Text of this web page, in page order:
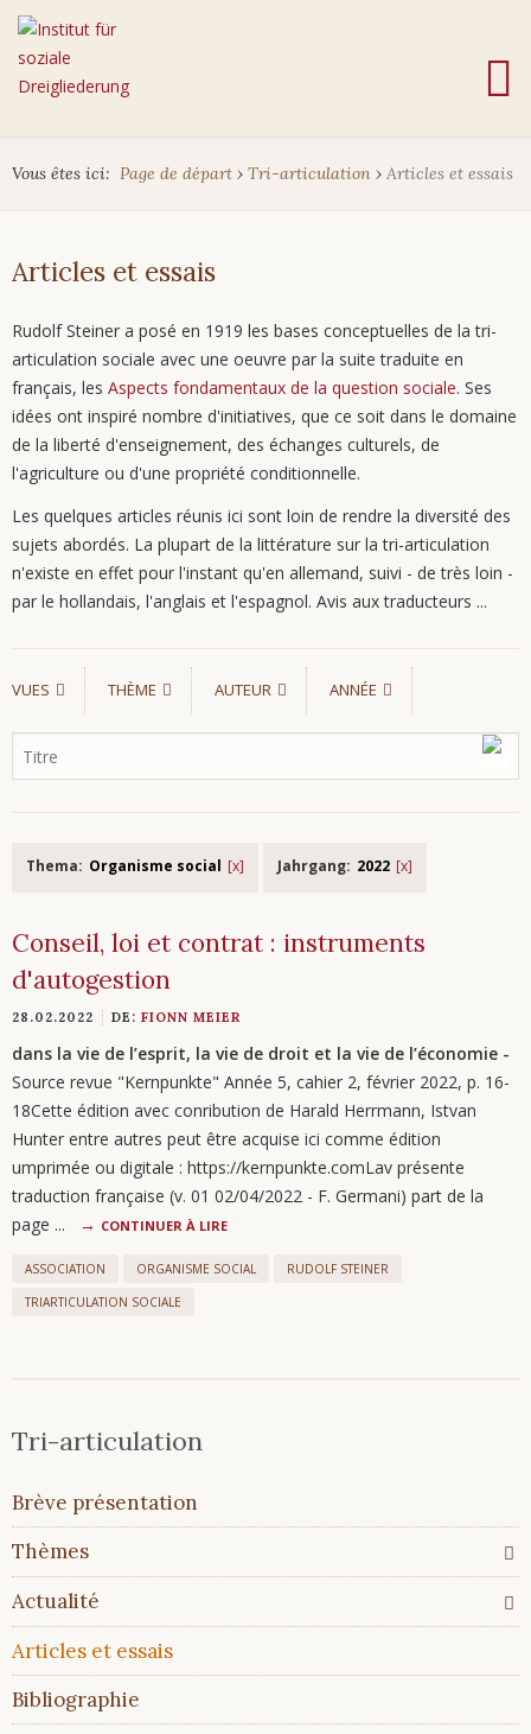
Vous êtes ici: Page de départ › Tri-articulation › Articles et essais
Articles et essais
Rudolf Steiner a posé en 1919 les bases conceptuelles de la tri-
articulation sociale avec une oeuvre par la suite traduite en
français, les Aspects fondamentaux de la question sociale. Ses
idées ont inspiré nombre d'initiatives, que ce soit dans le domaine
de la liberté d'enseignement, des échanges culturels, de
l'agriculture ou d'une propriété conditionnelle.
Les quelques articles réunis ici sont loin de rendre la diversité des
sujets abordés. La plupart de la littérature sur la tri-articulation
n'existe en effet pour l'instant qu'en allemand, suivi - de très loin -
par le hollandais, l'anglais et l'espagnol. Avis aux traducteurs ...
VUES THÈME AUTEUR ANNÉE
Thema: Organisme social Jahrgang: 2022
Conseil, loi et contrat : instruments
d'autogestion
28.02.2022 DE: FIONN MEIER
dans la vie de l’esprit, la vie de droit et la vie de l’économie -
Source revue "Kernpunkte" Année 5, cahier 2, février 2022, p. 16-
18Cette édition avec conribution de Harald Herrmann, Istvan
Hunter entre autres peut être acquise ici comme édition
umprimée ou digitale : https://kernpunkte.comLav présente
traduction française (v. 01 02/04/2022 - F. Germani) part de la
page ...
CONTINUER À LIRE
ASSOCIATION ORGANISME SOCIAL
RUDOLF STEINER
TRIARTICULATION SOCIALE
Tri-articulation
Aller
au
contenu
Brève présentation
Thèmes
Actualité
Articles et essais
Bibliographie